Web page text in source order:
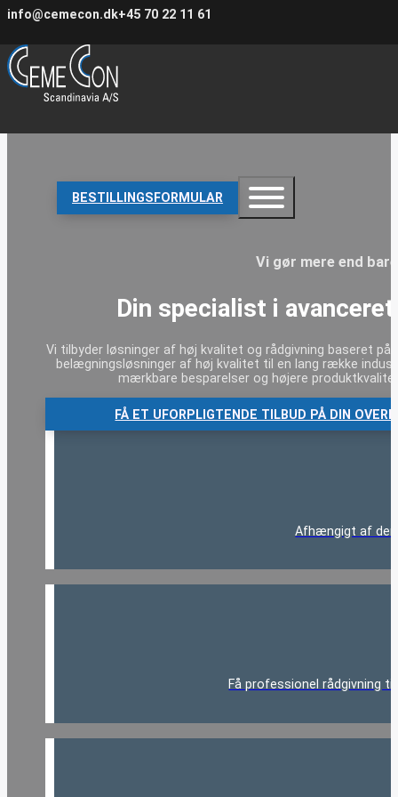
Spring til hovedindhold Spring til sidefod
info@cemecon.dk+45 70 22 11 61
BESTILLINGSFORMULAR
Vi gør mere end
Din specialist i
Vi tilbyder løsninger af høj kvalitet og rådgivning baseret
belægningsløsninger af høj kvalitet til en lang række
mærkbare besparelser og højere
FÅ ET UFORPLIGTENDE TILBUD PÅ DIN
Afhængigt af den
Få professionel rådgivning